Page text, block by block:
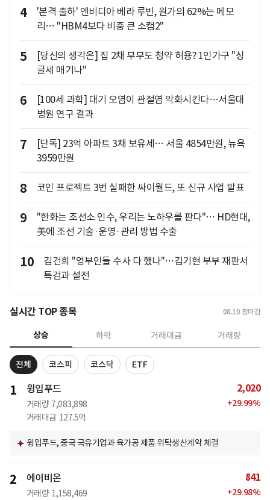
4
'본격 출하' 엔비디아 베라 루빈, 원가의 62%는 메모
리… "HBM4보다 비중 큰 소캠2"
5
[당신의 생각은] 집 2채 부부도 청약 허용? 1인가구 "싱
글세 매기나"
6
[100세 과학] 대기 오염이 관절염 악화시킨다…서울대
병원 연구 결과
7
[단독] 23억 아파트 3채 보유세… 서울 4854만원, 뉴욕
3959만원
8 코인 프로젝트 3번 실패한 싸이월드, 또 신규 사업 발표
9
"한화는 조선소 인수, 우리는 노하우를 판다"… HD현대,
美에 조선 기술·운영·관리 방법 수출
10
김건희 "영부인들 수사 다 했나"…김기현 부부 재판서
특검과 설전
실시간 TOP 종목 08.10 장마감
상승 하락 거래대금 거래량
전체 코스피 코스닥 ETF
1 윙입푸드
거래량 7,083,898
거래대금 127.5억
2,020
+29.99%
윙입푸드, 중국 국유기업과 육가공 제품 위탁생산계약 체결
2 에이비온
거래량 1,158,469
841
+29.98%